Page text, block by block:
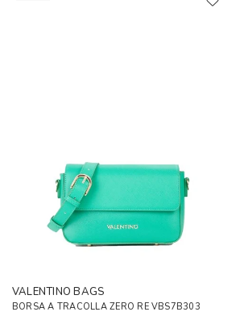
VALENTINO BAGS
BORSA A TRACOLLA ZERO RE VBS7B303